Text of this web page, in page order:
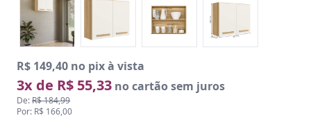
R$ 149,40 no pix à vista
3x de R$ 55,33 no cartão sem juros
De:R$ 184,99
Por: R$ 166,00